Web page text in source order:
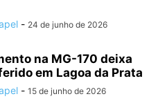
- 24 de junho de 2026
na MG-170 deixa
em Lagoa da Prata
- 15 de junho de 2026